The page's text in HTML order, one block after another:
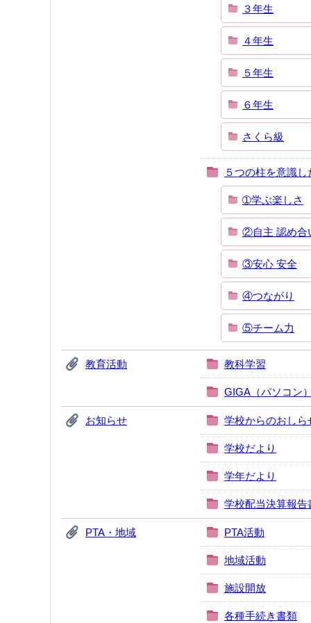
３年生
４年生
５年生
６年生
さくら級
５つの柱を意識し
➀学ぶ楽しさ
②自主 認め合
③安心 安全
④つながり
⑤チーム力
教育活動 教科学習
GIGA（パソコン
お知らせ 学校からのおしら
学校だより
学年だより
学校配当決算報告
PTA・地域 PTA活動
地域活動
施設開放
各種手続き書類